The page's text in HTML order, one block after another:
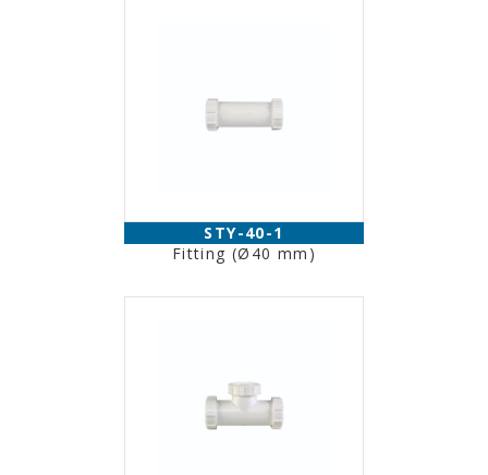
STY-40-1
Fitting (Ø40 mm)